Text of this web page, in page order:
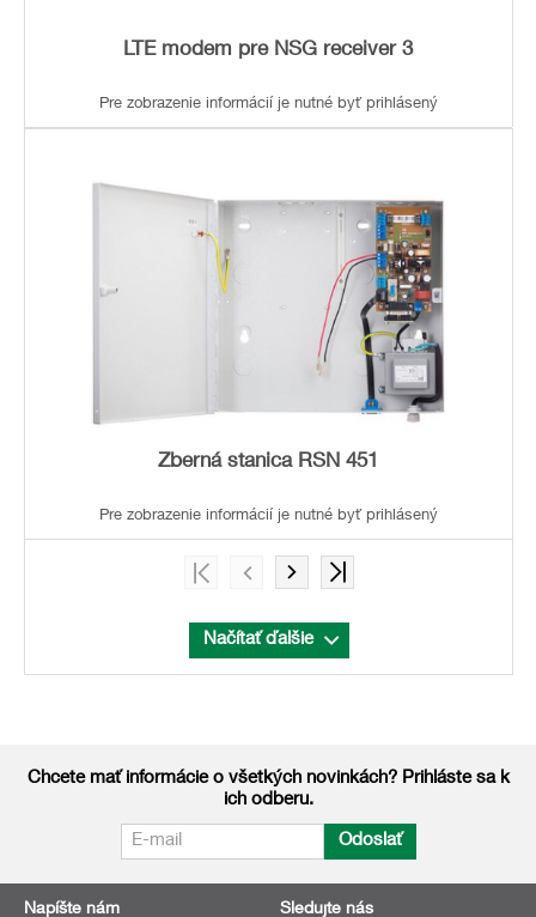
LTE modem pre NSG receiver 3
Pre zobrazenie informácií je nutné byť prihlásený
Zberná stanica RSN 451
Pre zobrazenie informácií je nutné byť prihlásený
Načítať ďalšie
Chcete mať informácie o všetkých novinkách? Prihláste sa k
ich odberu.
Odoslať
Napíšte nám Sledujte nás